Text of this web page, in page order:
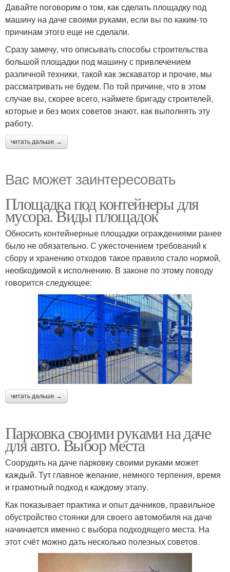
Давайте поговорим о том, как сделать площадку под
машину на даче своими руками, если вы по каким-то
причинам этого еще не сделали.
Сразу замечу, что описывать способы строительства
большой площадки под машину с привлечением
различной техники, такой как экскаватор и прочие, мы
рассматривать не будем. По той причине, что в этом
случае вы, скорее всего, наймете бригаду строителей,
которые и без моих советов знают, как выполнять эту
работу.
читать дальше →
Вас может заинтересовать
Площадка под контейнеры для
мусора. Виды площадок
Обносить контейнерные площадки ограждениями ранее
было не обязательно. С ужесточением требований к
сбору и хранению отходов такое правило стало нормой,
необходимой к исполнению. В законе по этому поводу
говорится следующее:
читать дальше →
Парковка своими руками на даче
для авто. Выбор места
Соорудить на даче парковку своими руками может
каждый. Тут главное желание, немного терпения, время
и грамотный подход к каждому этапу.
Как показывает практика и опыт дачников, правильное
обустройство стоянки для своего автомобиля на даче
начинается именно с выбора подходящего места. На
этот счёт можно дать несколько полезных советов.